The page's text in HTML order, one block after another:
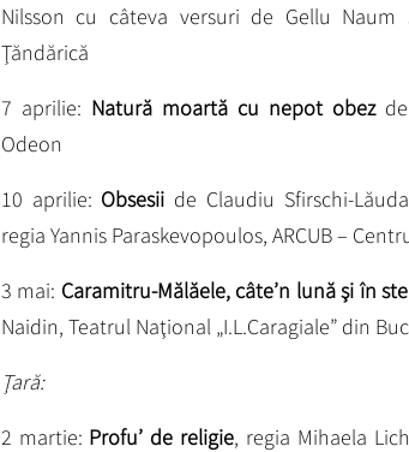
Nilsson cu câteva versuri de Gellu
Ţăndărică
7 aprilie: Natură moartă cu nepot obezde
Odeon
10 aprilie: Obsesii de Claudiu Sfirschi-
regia Yannis Paraskevopoulos, ARCUB –
3 mai: Caramitru-Mălăele, câte’n lună şi în
Naidin, Teatrul Naţional „I.L.Caragiale” din
Ţară:
2 martie: Profu’ de religie, regia Mihaela